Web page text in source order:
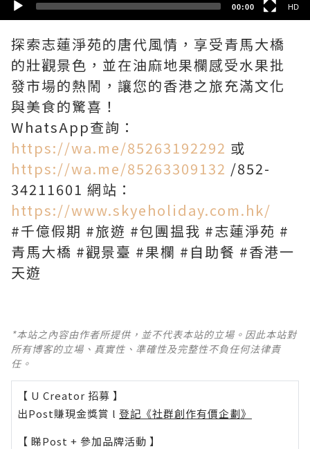
00:00 HD
探索志蓮淨苑的唐代風情，享受青馬大橋
的壯觀景色，並在油麻地果欄感受水果批
發市場的熱鬧，讓您的香港之旅充滿文化
與美食的驚喜！
WhatsApp查詢：
https://wa.me/85263192292 或
https://wa.me/85263309132 /852-
34211601 網站：
https://www.skyeholiday.com.hk/
#千億假期 #旅遊 #包團揾我 #志蓮淨苑 #
青馬大橋 #觀景臺 #果欄 #自助餐 #香港一
天遊
*本站之內容由作者所提供，並不代表本站的立場。因此本站對
所有博客的立場、真實性、準確性及完整性不負任何法律責
任。
【 U Creator 招募 】
出Post賺現金獎賞 l 登記《社群創作有價企劃》
【 睇Post + 參加品牌活動 】